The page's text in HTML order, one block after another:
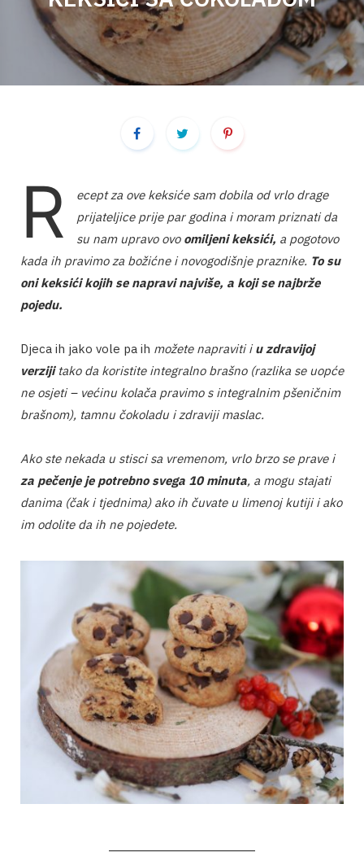
g r
e
R
ecept za ove keksiće sam dobila od vrlo drage
prijateljice prije par godina i moram priznati da
su nam upravo ovo omiljeni keksići, a pogotovo
kada ih pravimo za božićne i novogodišnje praznike. To su
oni keksići kojih se napravi najviše, a koji se najbrže
pojedu.
Djeca ih jako vole pa ih možete napraviti iu zdravijoj
verzijitako da koristite integralno brašno (razlika se uopće
ne osjeti – većinu kolača pravimo s integralnim pšeničnim
brašnom), tamnu čokoladu i zdraviji maslac.
Ako ste nekada u stisci sa vremenom, vrlo brzo se prave i
za pečenje je potrebno svega 10 minuta, a mogu stajati
danima (čak i tjednima) ako ih čuvate u limenoj kutiji i ako
im odolite da ih ne pojedete.